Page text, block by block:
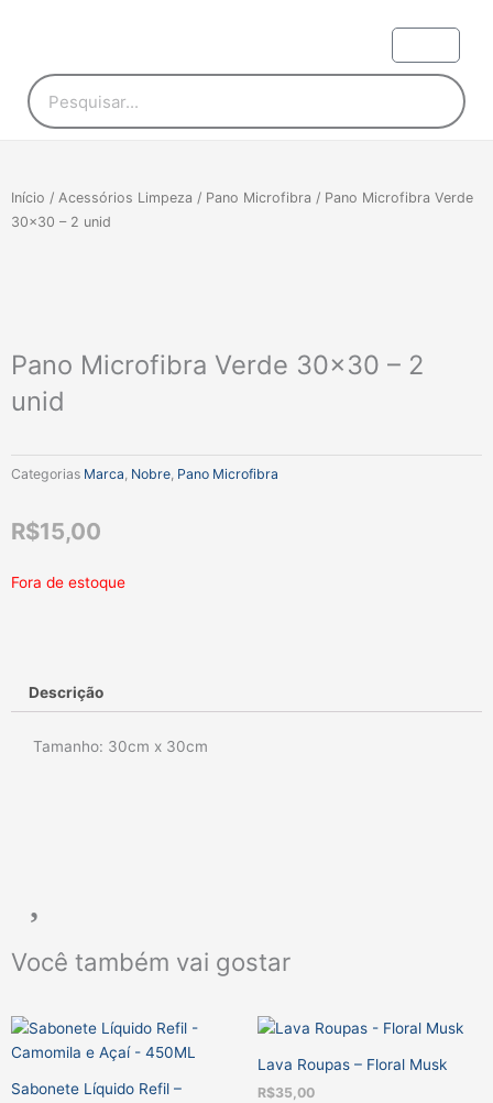
conteúdoPesquisar
Início / Acessórios Limpeza / Pano Microfibra / Pano Microfibra Verde
30×30 – 2 unid
Pano Microfibra Verde 30×30 – 2
unid
Categorias Marca Nobre Pano Microfibra
R$15,00
Fora de estoque
Descrição
Tamanho: 30cm x 30cm
Você também vai gostar
Sabonete Líquido Refil –
Lava Roupas – Floral Musk
R$35,00